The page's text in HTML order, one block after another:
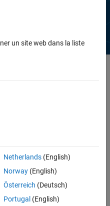
universitaire*
coordonnées personnelles.
un site web dans la liste
Netherlands(English)
Norway(English)
Österreich (Deutsch)
Portugal (English)